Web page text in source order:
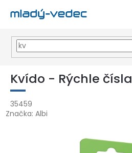
Prejsť
obsah
EUR
Kvído - Rýchle čísla
35459
Značka: Albi